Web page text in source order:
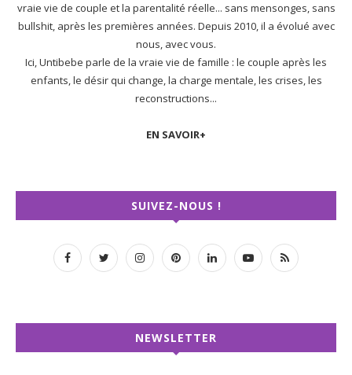
vraie vie de couple et la parentalité réelle... sans mensonges, sans
bullshit, après les premières années. Depuis 2010, il a évolué avec
nous, avec vous.
Ici, Untibebe parle de la vraie vie de famille : le couple après les
enfants, le désir qui change, la charge mentale, les crises, les
reconstructions...
EN SAVOIR+
SUIVEZ-NOUS !
NEWSLETTER